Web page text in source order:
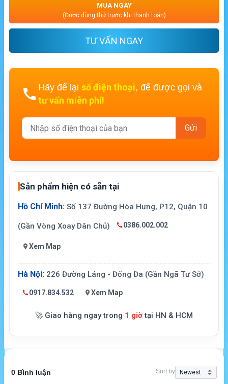
MUA NGAY
(Được dùng thử trước khi thanh toán)
TƯ VẤN NGAY
Hãy để lại số điện thoại, để được gọi và
tư vấn miễn phí!
Sản phẩm hiện có sẵn tại
Hồ Chí Minh: Số 137 Đường Hòa Hưng, P12, Quận 10
(Gần Vòng Xoay Dân Chủ) 0386.002.002
Xem Map
Hà Nội: 226 Đường Láng - Đống Đa (Gần Ngã Tư Sở)
0917.834.532 Xem Map
🚀 Giao hàng ngay trong 1 giờtại HN & HCM
0 Bình luận Sort by